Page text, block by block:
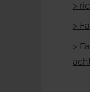
>
>
>